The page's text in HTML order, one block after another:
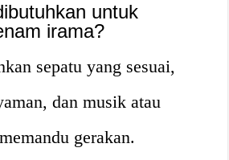
untuk
irama?
sepatu yang sesuai,
dan musik atau
gerakan.